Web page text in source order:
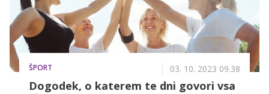
ŠPORT 03. 10. 2023 09.38
Dogodek, o katerem te dni govori vsa